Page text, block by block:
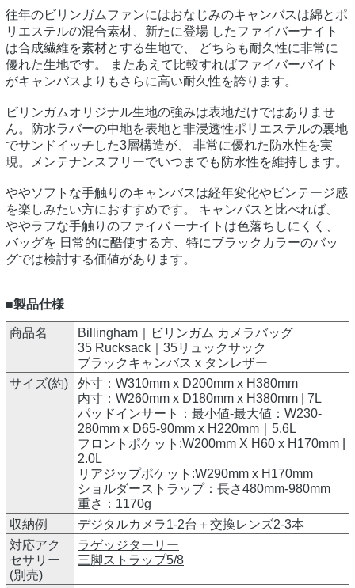
往年のビリンガムファンにはおなじみのキャンバスは綿とポ
リエステルの混合素材、新たに登場 したファイバーナイト
は合成繊維を素材とする生地で、 どちらも耐久性に非常に
優れた生地です。 またあえて比較すればファイバーバイト
がキャンバスよりもさらに高い耐久性を誇ります。
ビリンガムオリジナル生地の強みは表地だけではありませ
ん。防水ラバーの中地を表地と非浸透性ポリエステルの裏地
でサンドイッチした3層構造が、 非常に優れた防水性を実
現。メンテナンスフリーでいつまでも防水性を維持します。
ややソフトな手触りのキャンバスは経年変化やビンテージ感
を楽しみたい方におすすめです。 キャンバスと比べれば、
ややラフな手触りのファイバ ーナイトは色落ちしにくく、
バッグを 日常的に酷使する方、特にブラックカラーのバッ
グでは検討する価値があります。
■製品仕様
商品名
Billingham｜ビリンガム カメラバッグ
35 Rucksack｜35リュックサック
ブラックキャンバス x タンレザー
サイズ(約)
外寸：W310mm x D200mm x H380mm
内寸：W260mm x D180mm x H380mm | 7L
パッドインサート：最小値-最大値：W230-
280mm x D65-90mm x H220mm｜5.6L
フロントポケット:W200mm X H60 x H170mm |
2.0L
リアジップポケット:W290mm x H170mm
ショルダーストラップ：長さ480mm-980mm
重さ：1170g
収納例
デジタルカメラ1-2台＋交換レンズ2-3本
対応アク
セサリー
(別売)
ラゲッジターリー
三脚ストラップ5/8